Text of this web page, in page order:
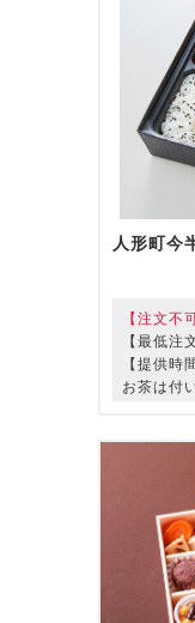
人形町
【注文不
【最低注
【提供
お茶は付